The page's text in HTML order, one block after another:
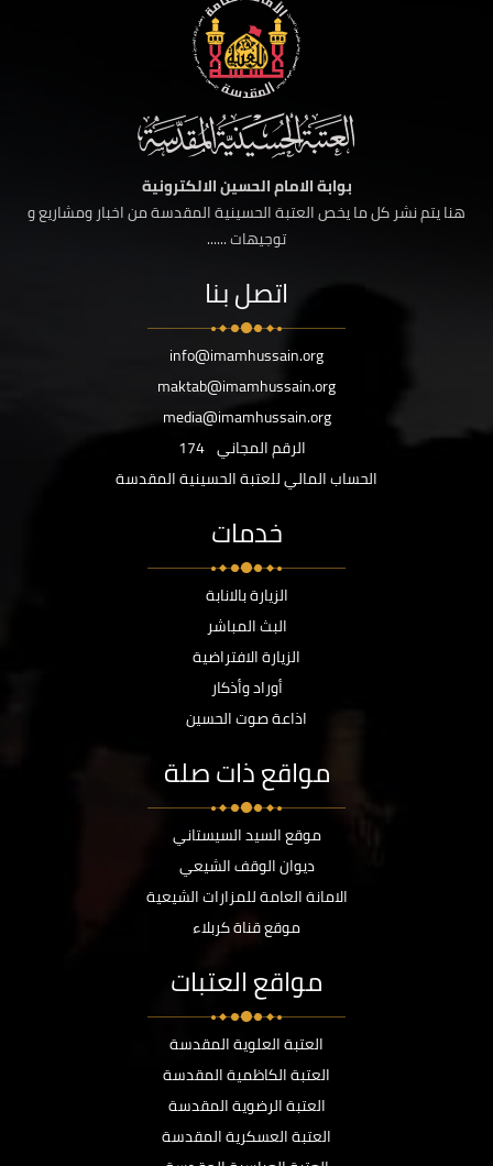
بوابة الامام الحسين الالكترونية
هنا يتم نشر كل ما يخص العتبة الحسينية المقدسة من اخبار ومشاريع و
توجيهات ......
اتصل بنا
info@imamhussain.org
maktab@imamhussain.org
media@imamhussain.org
الرقم المجاني 174
الحساب المالي للعتبة الحسينية المقدسة
خدمات
الزيارة بالانابة
البث المباشر
الزيارة الافتراضية
أوراد وأذكار
اذاعة صوت الحسين
مواقع ذات صلة
موقع السيد السيستاني
ديوان الوقف الشيعي
الامانة العامة للمزارات الشيعية
موقع قناة كربلاء
مواقع العتبات
العتبة العلوية المقدسة
العتبة الكاظمية المقدسة
العتبة الرضوية المقدسة
العتبة العسكرية المقدسة